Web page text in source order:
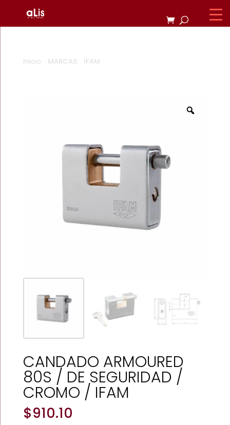
Inicio MARCAS IFAM
CANDADO ARMOURED
80S / DE SEGURIDAD /
CROMO / IFAM
$910.10